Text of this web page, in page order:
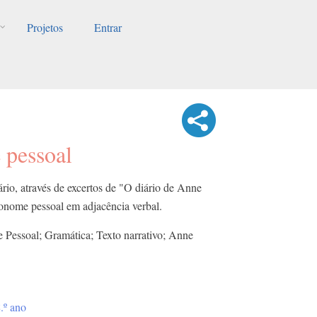
Projetos Entrar
através de excertos de "O diário de Anne
pessoal em adjacência verbal.
Gramática; Texto narrativo; Anne
ano